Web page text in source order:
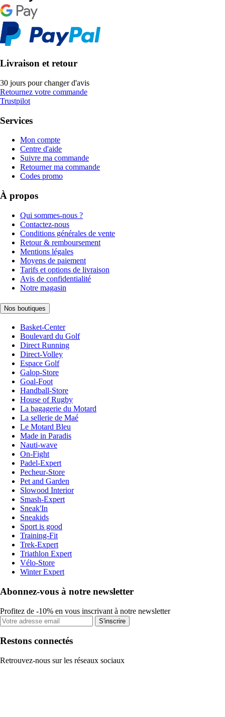
Livraison et retour
30 jours pour changer d'avis
Retournez votre commande
Trustpilot
Services
Mon compte
Centre d'aide
Suivre ma commande
Retourner ma commande
Codes promo
À propos
Qui sommes-nous ?
Contactez-nous
Conditions générales de vente
Retour & remboursement
Mentions légales
Moyens de paiement
Tarifs et options de livraison
Avis de confidentialité
Notre magasin
Nos boutiques
Basket-Center
Boulevard du Golf
Direct Running
Direct-Volley
Espace Golf
Galop-Store
Goal-Foot
Handball-Store
House of Rugby
La bagagerie du Motard
La sellerie de Maé
Le Motard Bleu
Made in Paradis
Nauti-wave
On-Fight
Padel-Expert
Pecheur-Store
Pet and Garden
Slowood Interior
Smash-Expert
Sneak'In
Sneakids
Sport is good
Training-Fit
Trek-Expert
Triathlon Expert
Vélo-Store
Winter Expert
Abonnez-vous à notre newsletter
Profitez de -10% en vous inscrivant à notre newsletter
S'inscrire
Restons connectés
Retrouvez-nous sur les réseaux sociaux